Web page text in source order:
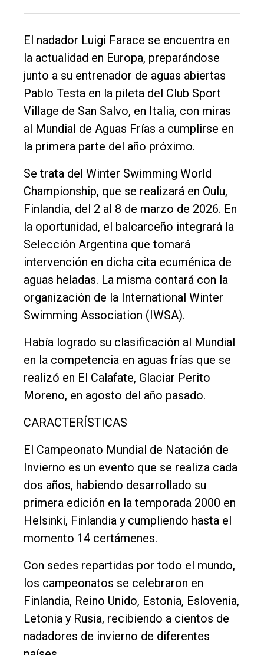
Cultura
Entrevistas
Rural
Deportes
Fúnebres
Empresa
Nosotros
Contacto
El nadador Luigi Farace se encuentra en
la actualidad en Europa, preparándose
junto a su entrenador de aguas abiertas
Pablo Testa en la pileta del Club Sport
Village de San Salvo, en Italia, con miras
al Mundial de Aguas Frías a cumplirse en
la primera parte del año próximo.
Se trata del Winter Swimming World
Championship, que se realizará en Oulu,
Finlandia, del 2 al 8 de marzo de 2026. En
la oportunidad, el balcarceño integrará la
Selección Argentina que tomará
intervención en dicha cita ecuménica de
aguas heladas. La misma contará con la
organización de la International Winter
Swimming Association (IWSA).
Había logrado su clasificación al Mundial
en la competencia en aguas frías que se
realizó en El Calafate, Glaciar Perito
Moreno, en agosto del año pasado.
CARACTERÍSTICAS
El Campeonato Mundial de Natación de
Invierno es un evento que se realiza cada
dos años, habiendo desarrollado su
primera edición en la temporada 2000 en
Helsinki, Finlandia y cumpliendo hasta el
momento 14 certámenes.
Con sedes repartidas por todo el mundo,
los campeonatos se celebraron en
Finlandia, Reino Unido, Estonia, Eslovenia,
Letonia y Rusia, recibiendo a cientos de
nadadores de invierno de diferentes